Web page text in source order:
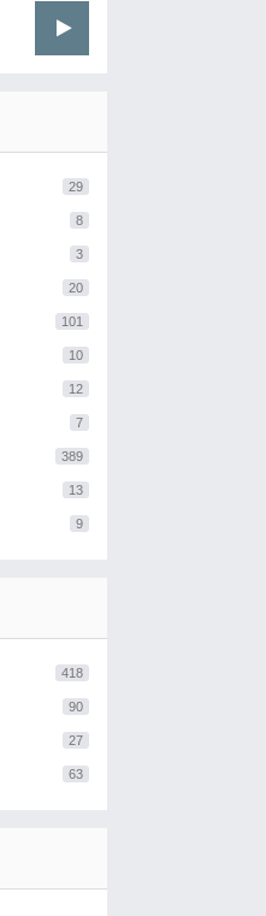
29
8
3
20
101
10
12
7
389
13
9
418
90
27
63